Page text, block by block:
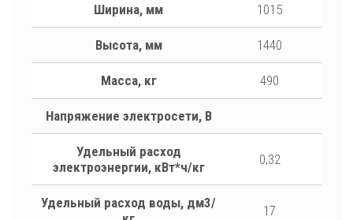
Ширина, мм 1015
Высота, мм 1440
Масса, кг 490
Напряжение электросети, В
Удельный расход
электроэнергии, кВт*ч/кг
0,32
Удельный расход воды, дм3/
17